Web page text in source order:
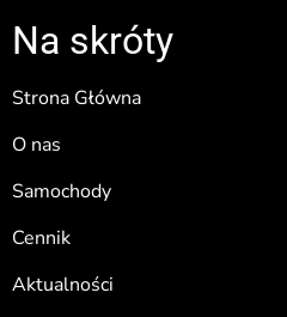
Na skróty
Strona Główna
O nas
Samochody
Cennik
Aktualności